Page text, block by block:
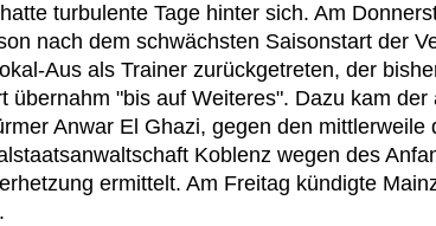
turbulente Tage hinter sich. Am
nach dem schwächsten Saisonstart der
Aus als Trainer zurückgetreten, der
übernahm "bis auf Weiteres". Dazu kam der
Anwar El Ghazi, gegen den mittlerweile
Koblenz wegen des
ermittelt. Am Freitag kündigte